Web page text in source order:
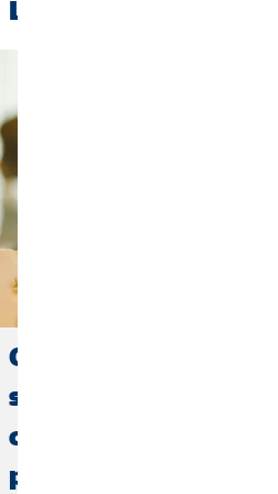
Leggi anche:
Cambiare
scadenza: rischi,
conseguenze sul
personale